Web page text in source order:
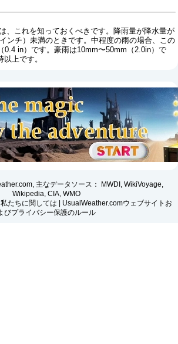
、これを知っておくべきです。降雨量が降水量が
ンチ）未満のときです。中程度の雨の場合、この
0.4 in）です。豪雨は10mm〜50mm（2.0in）で
上です。
主なデータソース： MWDI, WikiVoyage,
Wikipedia, CIA, WMO
私たちに関しては | UsualWeather.comウェブサイトお
びプライバシー保護のルール